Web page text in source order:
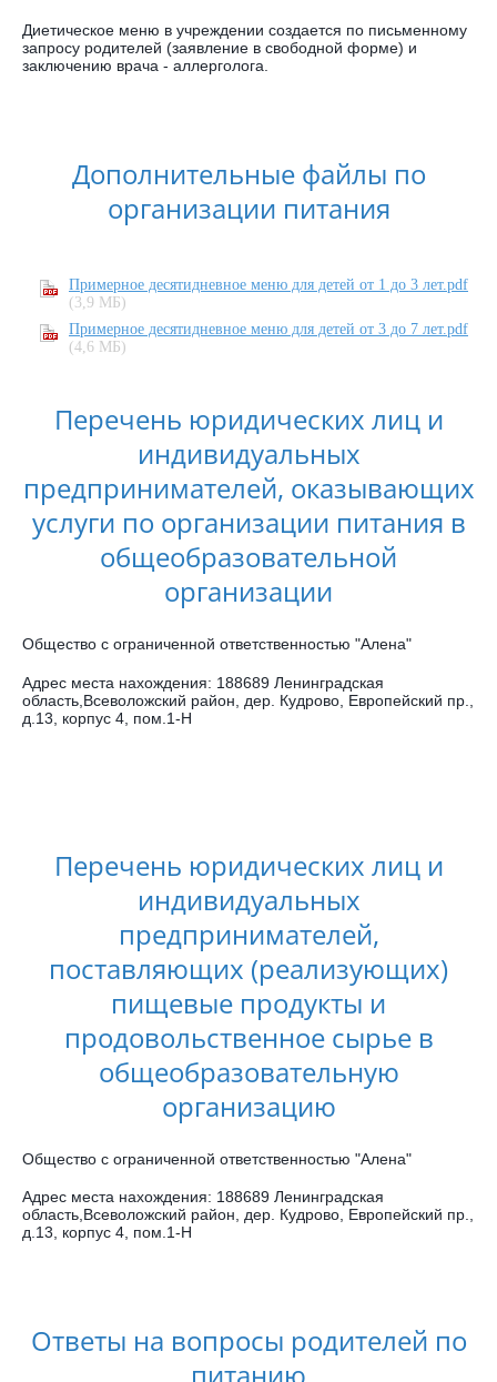
Диетическое меню в учреждении создается по письменному
запросу родителей (заявление в свободной форме) и
заключению врача - аллерголога.
Дополнительные файлы по
организации питания
Примерное десятидневное меню для детей от 1 до 3 лет.pdf
(3,9 МБ)
Примерное десятидневное меню для детей от 3 до 7 лет.pdf
(4,6 МБ)
Перечень юридических лиц и
индивидуальных
предпринимателей, оказывающих
услуги по организации питания в
общеобразовательной
организации
Общество с ограниченной ответственностью "Алена"
Адрес места нахождения: 188689 Ленинградская
область,Всеволожский район, дер. Кудрово, Европейский пр.,
д.13, корпус 4, пом.1-Н
Перечень юридических лиц и
индивидуальных
предпринимателей,
поставляющих (реализующих)
пищевые продукты и
продовольственное сырье в
общеобразовательную
организацию
Общество с ограниченной ответственностью "Алена"
Адрес места нахождения: 188689 Ленинградская
область,Всеволожский район, дер. Кудрово, Европейский пр.,
д.13, корпус 4, пом.1-Н
Ответы на вопросы родителей по